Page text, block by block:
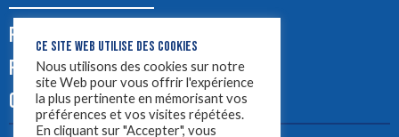
PODCASTS
PUB
CONTACT
CE SITE WEB UTILISE DES COOKIES
Nous utilisons des cookies sur notre
site Web pour vous offrir l'expérience
la plus pertinente en mémorisant vos
préférences et vos visites répétées.
En cliquant sur "Accepter", vous